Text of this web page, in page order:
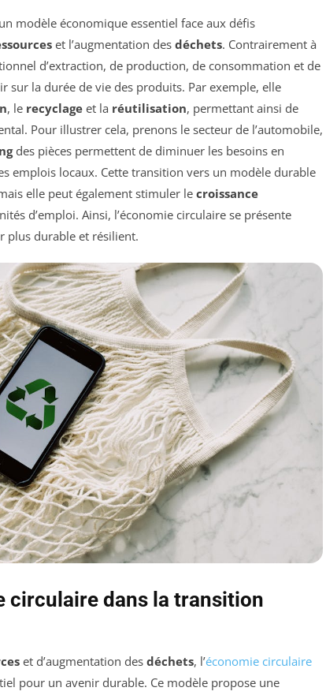
modèle économique essentiel face aux défis
et l’augmentation des déchets. Contrairement à
d’extraction, de production, de consommation et de
sur la durée de vie des produits. Par exemple, elle
, le recyclage et la réutilisation, permettant ainsi de
Pour illustrer cela, prenons le secteur de l’automobile,
des pièces permettent de diminuer les besoins en
emplois locaux. Cette transition vers un modèle durable
elle peut également stimuler le croissance
d’emploi. Ainsi, l’économie circulaire se présente
plus durable et résilient.
circulaire dans la transition
et d’augmentation des déchets, l’économie circulaire
pour un avenir durable. Ce modèle propose une